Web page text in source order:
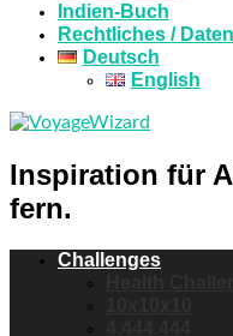
Indien-Buch
Rechtliches /
Deutsch
English
Inspiration für
fern.
Challenges